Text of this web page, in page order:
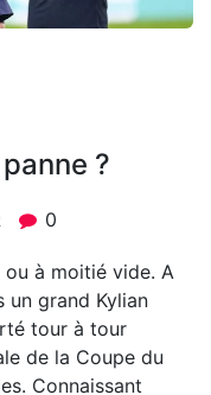
?
0
ou à moitié vide. A
un grand Kylian
tour à tour
de la Coupe du
Connaissant